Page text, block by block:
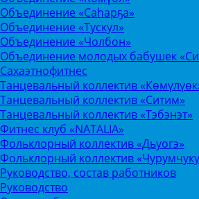
Объединение «Саhарҕа»
Объединение «Тускул»
Объединение «Чолбон»
Объединение молодых бабушек
Сахаэтнофитнес
Танцевальный коллектив
Танцевальный коллектив «Ситим»
Танцевальный коллектив «Тэбэнэт»
Фитнес клуб «NATALIA»
Фольклорный коллектив «Дьуогэ»
Фольклорный коллектив
Руководство, состав работников
Руководство